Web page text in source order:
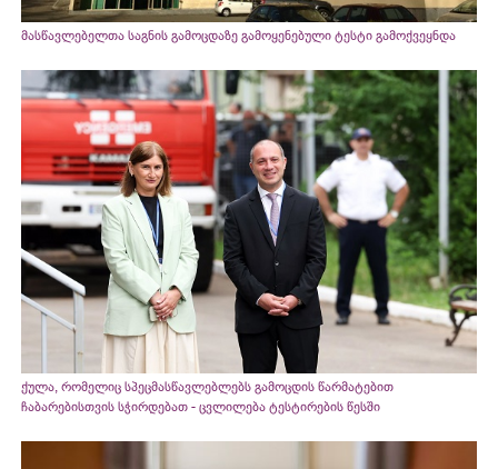
მასწავლებელთა საგნის გამოცდაზე გამოყენებული ტესტი გამოქვეყნდა
ქულა, რომელიც სპეცმასწავლებლებს გამოცდის წარმატებით
ჩაბარებისთვის სჭირდებათ - ცვლილება ტესტირების წესში